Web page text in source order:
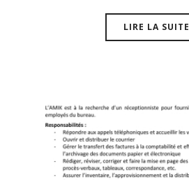
LIRE LA SUITE